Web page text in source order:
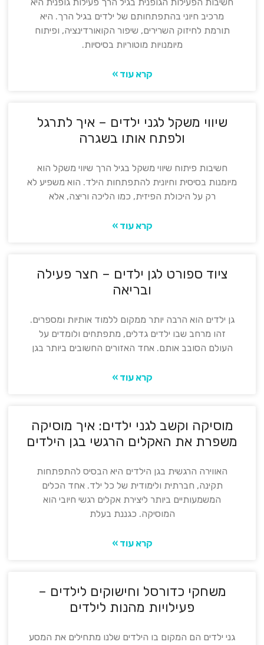
חשיבות הפעילות הגופנית בגיל הרך פעילות גופנית היא
מרכיב חיוני בהתפתחותם של ילדים בגיל הרך. היא
תורמת לחיזוק השרירים, שיפור הקואורדינציה, ופיתוח
מיומנויות מוטוריות בסיסיות.
קרא עוד »
שיווי משקל לגני ילדים – איך לתרגל
ולפתח אותו בשגרה
חשיבות פיתוח שיווי משקל בגיל הרך שיווי משקל הוא
מיומנות בסיסית וחיונית להתפתחות הילד. הוא משפיע לא
רק על היכולת הפיזית, כמו הליכה וריצה, אלא
קרא עוד »
ציוד ספורט לגן ילדים – חצר פעילה
ובריאה
גן ילדים הוא הרבה יותר ממקום ללמוד אותיות ומספרים.
זהו מרחב שבו ילדים גדלים, מתפתחים ולומדים על
העולם הסובב אותם. אחד האזורים החשובים ביותר בגן
קרא עוד »
מוסיקה וקשב לגני ילדים: איך מוסיקה
משפרת את האקלים הרגשי בגן הילדים
האווירה הרגשית בגן הילדים היא הבסיס להתפתחות
תקינה, חברתית ולימודית של כל ילד. אחד הכלים
המשמעותיים ביותר ליצירת אקלים רגשי חיובי הוא
המוסיקה. כגננת בעלת
קרא עוד »
משחקי כדורסל וחישוקים לילדים –
פעילויות מהנות לילדים
גני ילדים הם המקום בו הילדים שלנו מתחילים את המסע